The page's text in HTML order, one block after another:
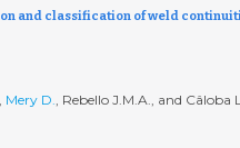
and classification of weld
Mery D., Rebello J.M.A., and Câloba